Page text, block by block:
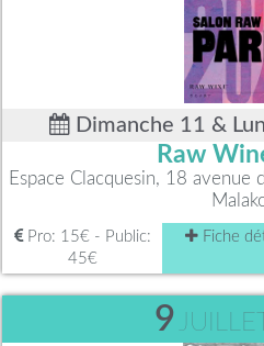
Dimanche 11 &
Raw
Espace Clacquesin, 18
Pro: 15€ - Public:
45€
Fiche
9 JUILLET